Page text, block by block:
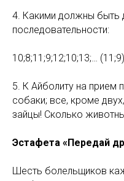
4. Какими должны быть
последовательности:
10;8;11;9;12;10;13;… (11;9)
5. К Айболиту на прием
собаки; все, кроме
зайцы! Сколько
Эстафета «Передай
Шесть болельщиков